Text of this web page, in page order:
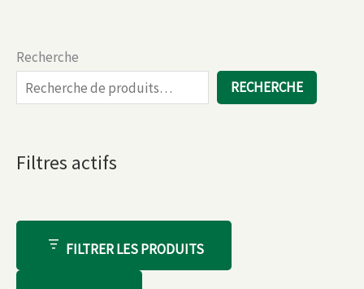
Recherche
RECHERCHE
Filtres actifs
FILTRER LES PRODUITS